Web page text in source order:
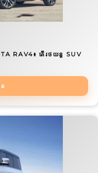
RAV4៖ តើរថយន្ត SUV